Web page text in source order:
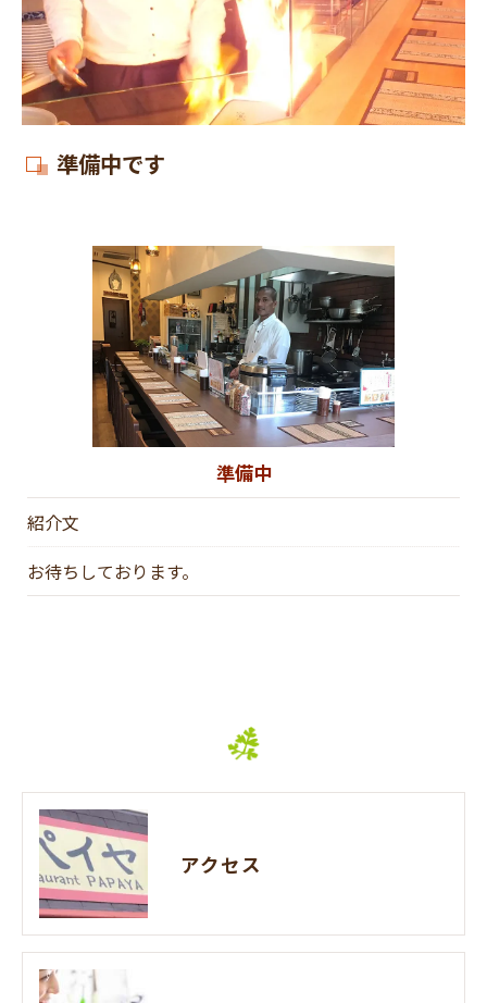
準備中です
準備中
紹介文
お待ちしております。
アクセス